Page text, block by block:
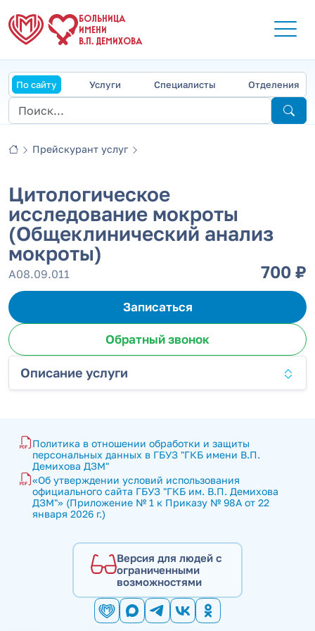
БОЛЬНИЦА
ИМЕНИ
В.П. ДЕМИХОВА
По сайту Услуги Специалисты Отделения
Прейскурант услуг
Цитологическое
исследование мокроты
(Общеклинический анализ
мокроты)
А08.09.011 700 ₽
Записаться
Обратный звонок
Описание услуги
Политика в отношении обработки и защиты
персональных данных в ГБУЗ "ГКБ имени В.П.
Демихова ДЗМ"
«Об утверждении условий использования
официального сайта ГБУЗ "ГКБ им. В.П. Демихова
ДЗМ"» (Приложение № 1 к Приказу № 98А от 22
января 2026 г.)
Версия для людей с
ограниченными
возможностями